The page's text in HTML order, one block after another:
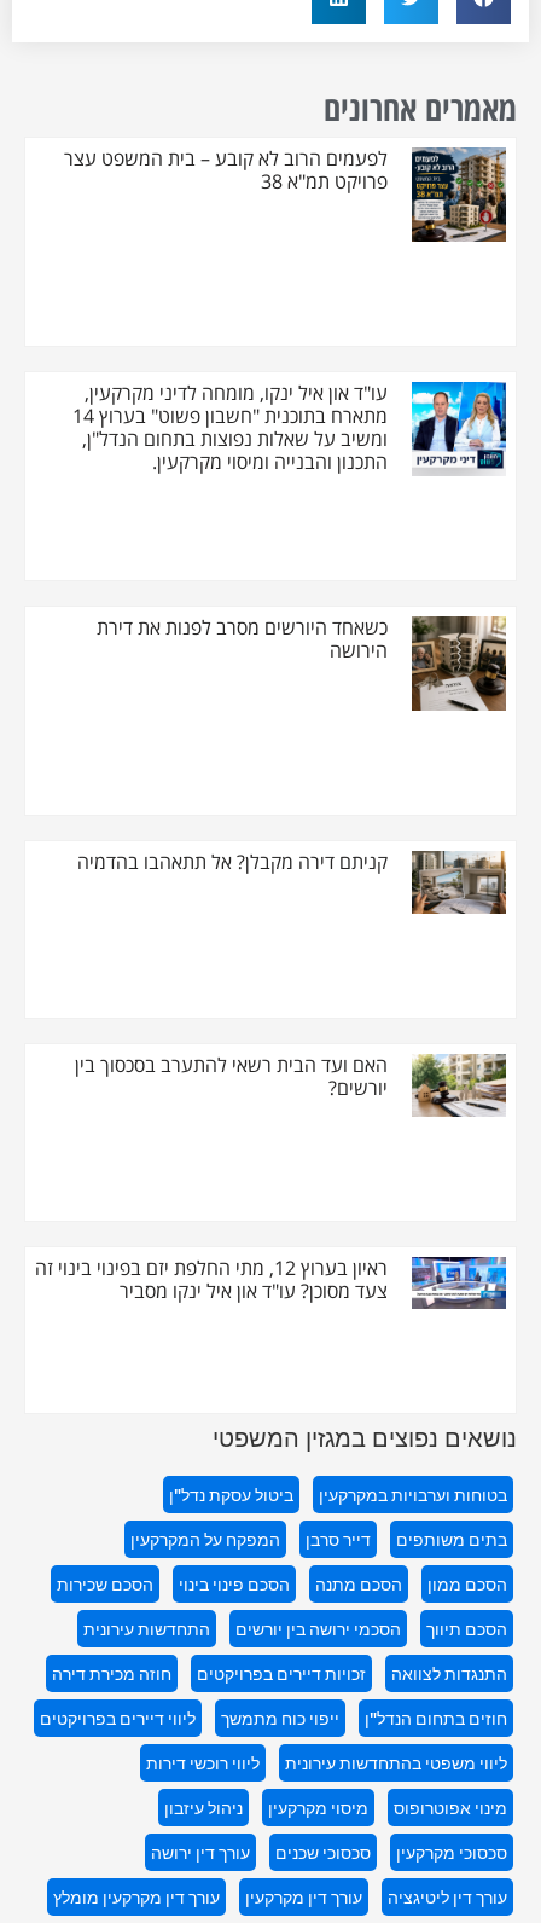
מאמרים אחרונים
לפעמים הרוב לא קובע – בית המשפט עצר
פרויקט תמ"א 38
עו"ד און איל ינקו, מומחה לדיני מקרקעין,
מתארח בתוכנית "חשבון פשוט" בערוץ 14
ומשיב על שאלות נפוצות בתחום הנדל"ן,
התכנון והבנייה ומיסוי מקרקעין.
כשאחד היורשים מסרב לפנות את דירת
הירושה
קניתם דירה מקבלן? אל תתאהבו בהדמיה
האם ועד הבית רשאי להתערב בסכסוך בין
יורשים?
ראיון בערוץ 12, מתי החלפת יזם בפינוי בינוי זה
צעד מסוכן? עו"ד און איל ינקו מסביר
נושאים נפוצים במגזין המשפטי
בטוחות וערבויות במקרקעין
ביטול עסקת נדל"ן
בתים משותפים
דייר סרבן
המפקח על המקרקעין
הסכם ממון
הסכם מתנה הסכם פינוי בינוי
הסכם שכירות
הסכם תיווך
הסכמי ירושה בין יורשים
התחדשות עירונית
התנגדות לצוואה
זכויות דיירים בפרויקטים
חוזה מכירת דירה
חוזים בתחום הנדל"ן
ייפוי כוח מתמשך
ליווי דיירים בפרויקטים
ליווי משפטי בהתחדשות עירונית
ליווי רוכשי דירות
מינוי אפוטרופוס
מיסוי מקרקעין
ניהול עיזבון
סכסוכי מקרקעין
סכסוכי שכנים
עורך דין ירושה
עורך דין ליטיגציה
עורך דין מקרקעין עורך דין מקרקעין מומלץ